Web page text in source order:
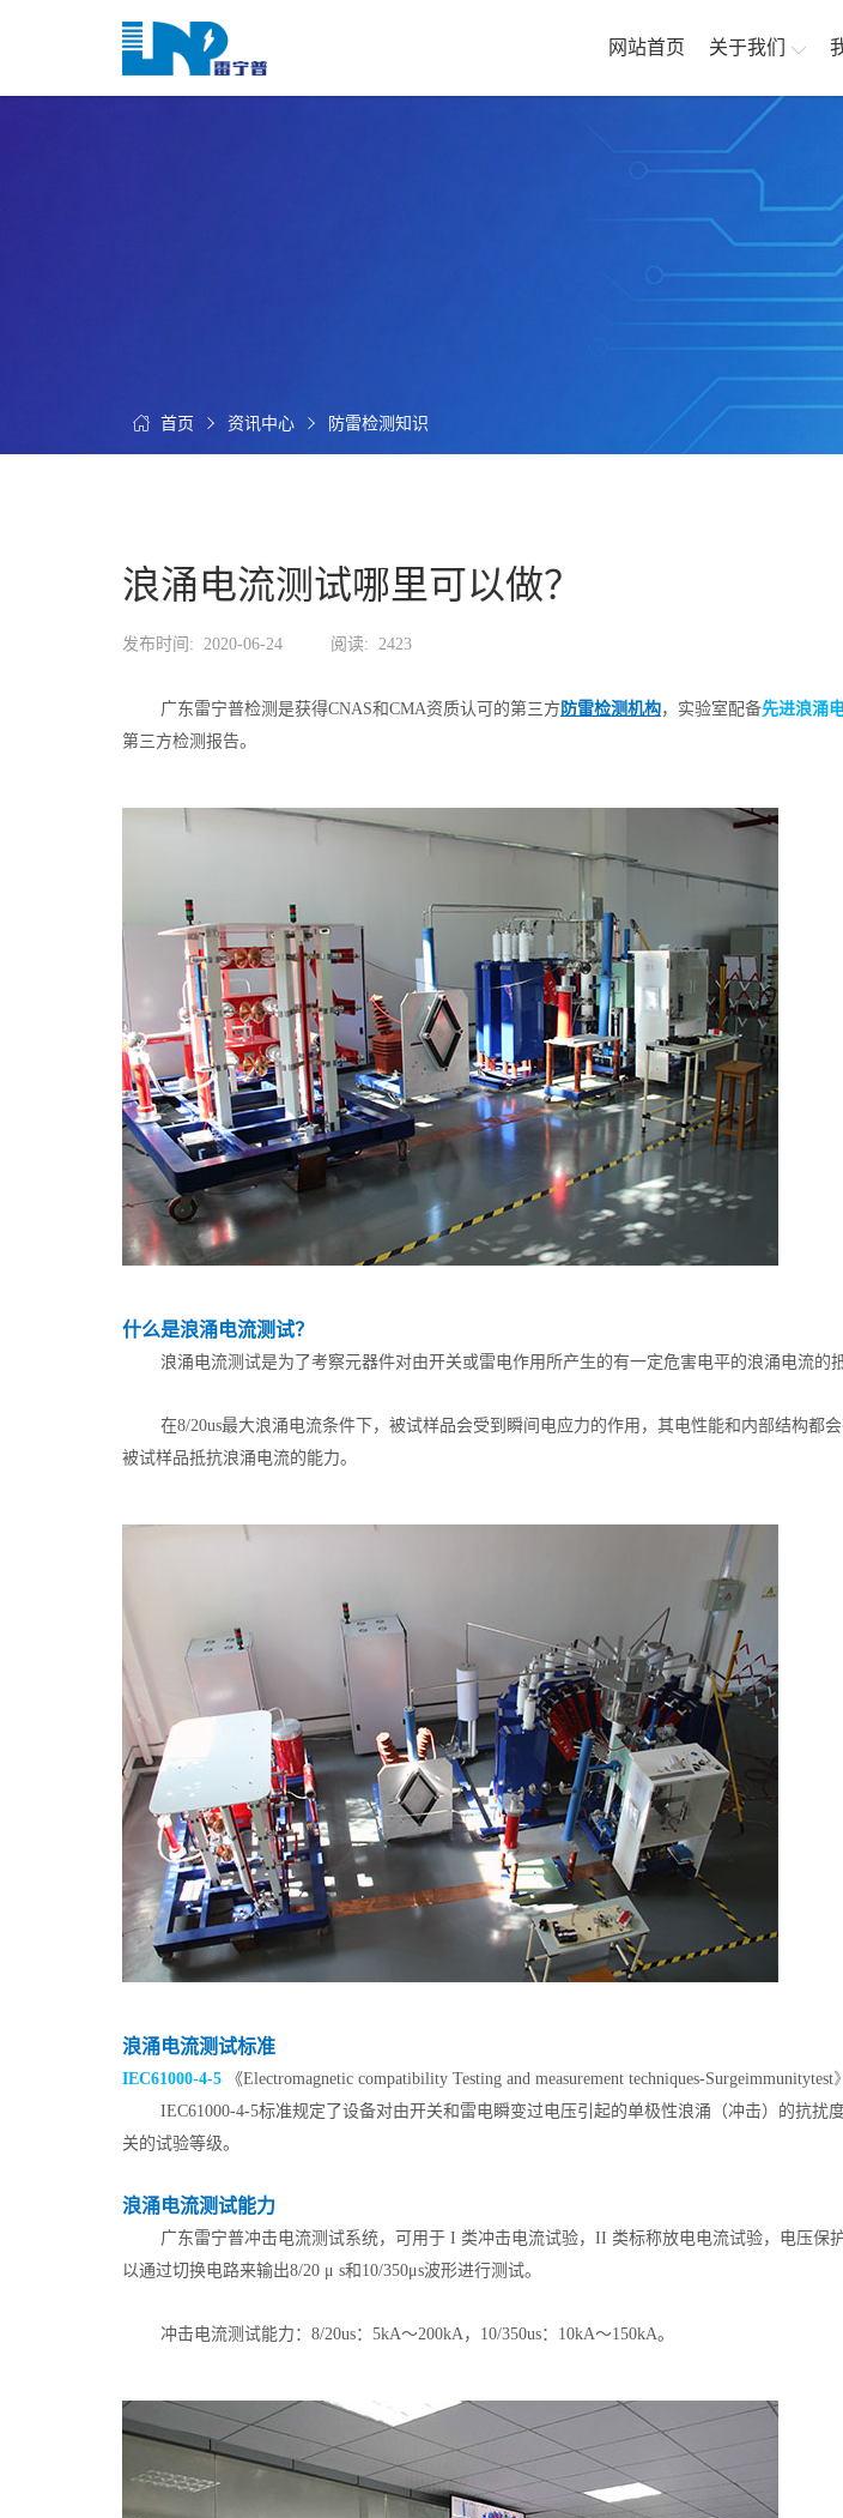
网站首页 关于我们
首页 资讯中心 防雷检测知识
浪涌电流测试哪里可以做？
发布时间: 2020-06-24 阅读: 2423
广东雷宁普检测是获得CNAS和CMA资质认可的第三方 防雷检测机构，实验室配备先进浪涌
第三方检测报告。
什么是浪涌电流测试？
浪涌电流测试是为了考察元器件对由开关或雷电作用所产生的有一定危害电平的浪涌电流的
在8/20us最大浪涌电流条件下，被试样品会受到瞬间电应力的作用，其电性能和内部结构
被试样品抵抗浪涌电流的能力。
浪涌电流测试标准
IEC61000-4-5 《Electromagnetic compatibility Testing and measurement techniques-Surgeimmunitytest》
IEC61000-4-5标准规定了设备对由开关和雷电瞬变过电压引起的单极性浪涌（冲击）的抗
关的试验等级。
浪涌电流测试能力
广东雷宁普冲击电流测试系统，可用于 I 类冲击电流试验，II 类标称放电电流试验，电压保
以通过切换电路来输出8/20 μ s和10/350μs波形进行测试。
冲击电流测试能力：8/20us：5kA～200kA，10/350us：10kA～150kA。
站
心